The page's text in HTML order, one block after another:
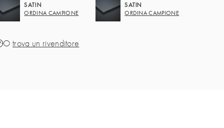
SATIN
ORDINA CAMPIONE
SATIN
ORDINA CAMPIONE
Otrova un rivenditore